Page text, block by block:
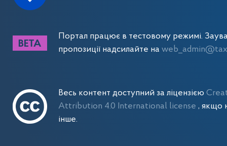
Портал працює в тестовому режимі.
пропозиції надсилайте на
Весь контент доступний за ліцензією
Attribution 4.0 International license , якщо
інше.